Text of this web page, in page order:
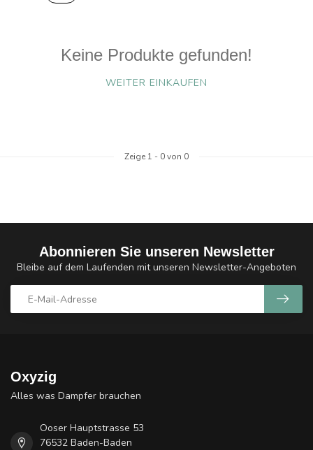
Keine Produkte gefunden!
WEITER EINKAUFEN
Zeige 1 - 0von 0
Abonnieren Sie unseren Newsletter
Bleibe auf dem Laufenden mit unseren Newsletter-Angeboten
Oxyzig
Alles was Dampfer brauchen
Ooser Hauptstrasse 53
76532 Baden-Baden